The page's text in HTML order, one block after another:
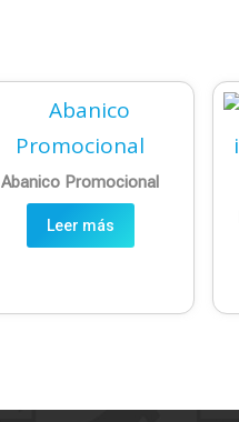
Abanico Promocional
Leer más